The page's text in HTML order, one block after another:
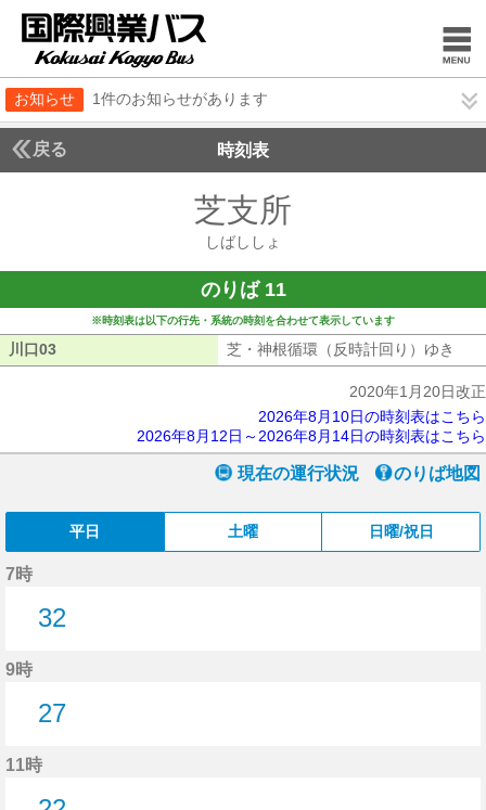
お知らせ 1件のお知らせがあります
戻る 時刻表
芝支所
しばししょ
のりば 11
※時刻表は以下の行先・系統の時刻を合わせて表示しています
川口03 芝・神根循環（反時計回り）ゆき
2020年1月20日改正
2026年8月10日の時刻表はこちら
2026年8月12日～2026年8月14日の時刻表はこちら
現在の運行状況 のりば地図
平日 土曜 日曜/祝日
7時
32
9時
27
11時